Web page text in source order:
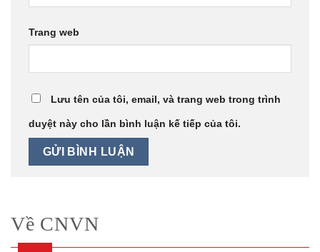
Trang web
Lưu tên của tôi, email, và trang web trong trình
duyệt này cho lần bình luận kế tiếp của tôi.
Về CNVN